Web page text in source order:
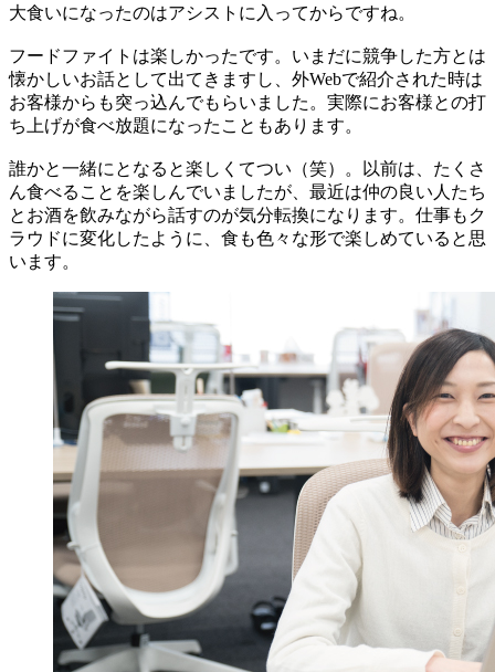
大食いになったのはアシストに入ってからですね。
フードファイトは楽しかったです。いまだに競争した方とは
懐かしいお話として出てきますし、外Webで紹介された時は
お客様からも突っ込んでもらいました。実際にお客様との打
ち上げが食べ放題になったこともあります。
誰かと一緒にとなると楽しくてつい（笑）。以前は、たくさ
ん食べることを楽しんでいましたが、最近は仲の良い人たち
とお酒を飲みながら話すのが気分転換になります。仕事もク
ラウドに変化したように、食も色々な形で楽しめていると思
います。